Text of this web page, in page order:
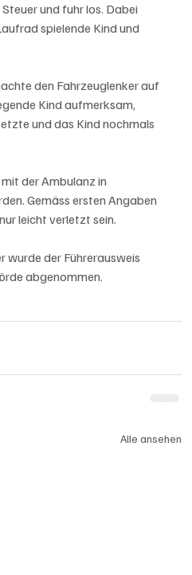
und fuhr los. Dabei
spielende Kind und
den Fahrzeuglenker auf
Kind aufmerksam,
und das Kind nochmals
der Ambulanz in
Gemäss ersten Angaben
leicht verletzt sein.
wurde der Führerausweis
abgenommen.
Alle ansehen